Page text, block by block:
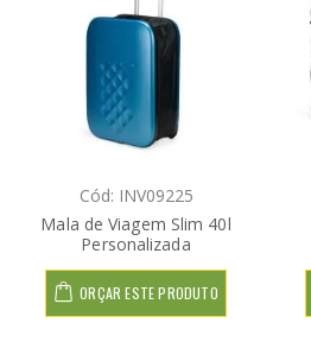
Cód: INV09225
Mala de Viagem Slim 40l
Personalizada
ORÇAR ESTE PRODUTO